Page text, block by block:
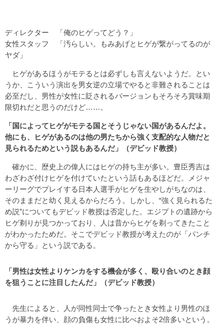
ディレクター 「俺のヒゲってどう？」
女性スタッフ 「汚らしい。もみあげとヒゲが繋がってるのが
ヤダ」
ヒゲがあるほうがモテるとは必ずしも言えないようだ。とい
うか、こういう演出を男女逆の立場でやると非難されることは
必至だし、男性が女性に貶されるバージョンもそろそろ賞味期
限切れだと思うのだけど……。
「国によってヒゲがモテる国とそうじゃない国があるんだよ。
他にも、ヒゲがあるのは他の男たちから強く支配的な人物だと
見られるためという説もあるんだ」（デビッド教授）
確かに、歴史上の偉人にはヒゲの持ち主が多い。豊臣秀吉は
わざわざ付けヒゲを付けていたという話もあるほどだ。メジャ
ーリーグでプレイする日本人選手がヒゲを生やしがちなのは、
そのままだと幼く見えるからだろう。しかし、“強く見られるた
め説”についてもデビッド教授は否定した。エジプトの遺跡から
ヒゲ剃りが見つかっており、人は昔からヒゲを剃ってきたこと
がわかったためだ。そこでデビッド教授が考えたのが「パンチ
から守る」という説である。
「男性は女性よりケンカをする機会が多く、殴り合いのとき顔
を狙うことに注目したんだ」（デビッド教授）
先生によると、人が同性同士で争ったとき女性より男性のほ
うが暴力を伴い、顔の負傷も女性に比べおよそ2倍多いという。